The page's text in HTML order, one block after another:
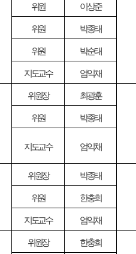
위원 이상준
위원 박종태
위원 박순태
지도교수 엄익채
위원장 최광훈
위원 박종태
지도교수 엄익채
위원장 박종태
위원 한충희
지도교수 엄익채
위원장 한충희